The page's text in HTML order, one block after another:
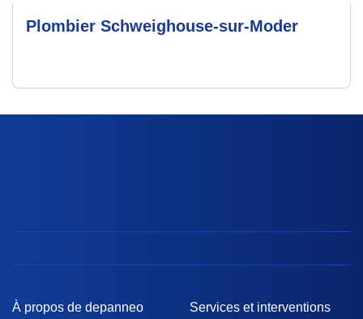
Plombier Schweighouse-sur-Moder
À propos de depanneo
Services et interventions